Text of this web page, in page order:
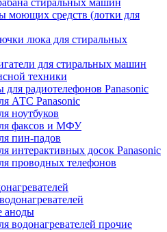
стиральных машин
моющих средств (лотки для
люка для стиральных
для стиральных машин
техники
для радиотелефонов Panasonic
АТС Panasonic
ноутбуков
факсов и МФУ
пин-падов
интерактивных досок Panasonic
проводных телефонов
аноды
водонагревателей прочие